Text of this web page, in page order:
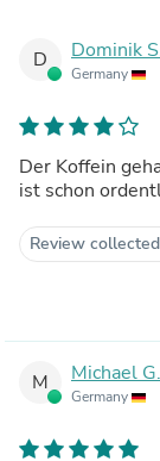
D Dominik
Germany
Der Koffein
ist schon
Review
M Michael G.
Germany